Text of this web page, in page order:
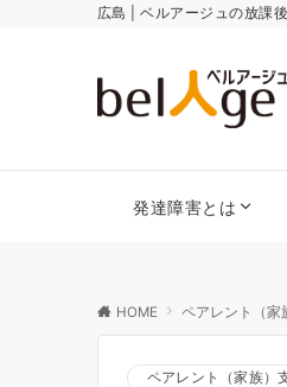
広島 | ベルアージュの放課
発達障害とは
HOME ペアレント（家
ペアレント（家族）